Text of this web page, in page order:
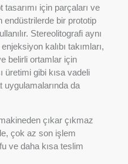
için parçaları ve
endüstrilerde bir prototip
Stereolitografi aynı
kalıbı takımları,
belirli ortamlar için
üretimi gibi kısa vadeli
da
çıkar çıkmaz
çok az son işlem
ve daha kısa teslim